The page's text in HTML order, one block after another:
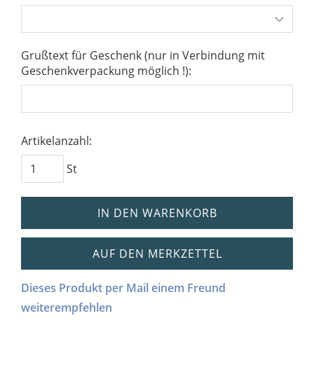
Grußtext für Geschenk (nur in Verbindung mit
Geschenkverpackung möglich !):
Artikelanzahl:
St
IN DEN WARENKORB
AUF DEN MERKZETTEL
Dieses Produkt per Mail einem Freund
weiterempfehlen